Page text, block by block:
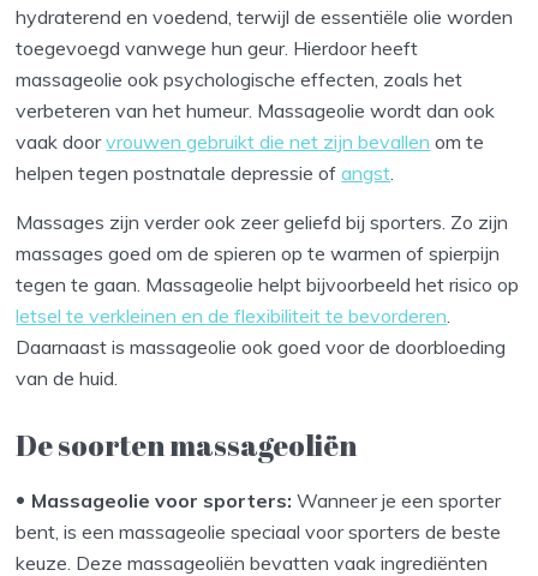
hydraterend en voedend, terwijl de essentiële olie worden
toegevoegd vanwege hun geur. Hierdoor heeft
massageolie ook psychologische effecten, zoals het
verbeteren van het humeur. Massageolie wordt dan ook
vaak doorvrouwen gebruikt die net zijn bevallen om te
helpen tegen postnatale depressie ofangst.
Massages zijn verder ook zeer geliefd bij sporters. Zo zijn
massages goed om de spieren op te warmen of spierpijn
tegen te gaan. Massageolie helpt bijvoorbeeld het risico op
letsel te verkleinen en de flexibiliteit te bevorderen.
Daarnaast is massageolie ook goed voor de doorbloeding
van de huid.
De soorten massageoliën
Massageolie voor sporters: Wanneer je een sporter
bent, is een massageolie speciaal voor sporters de beste
keuze. Deze massageoliën bevatten vaak ingrediënten